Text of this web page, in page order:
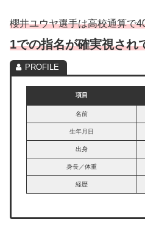
櫻井ユウヤ選手は高校通算で
1での指名が確実視され
項目
名前
生年月日
出身
身長／体重
経歴